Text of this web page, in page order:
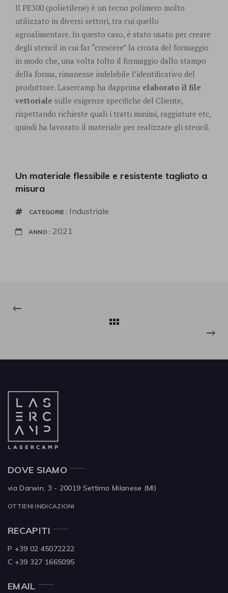
Il PE300 (polietilene) è un tecno polimero molto
utilizzato in diversi settori, tra cui quello
agroalimentare. In questo caso, è stato usato per creare
degli stencil in cui far “crescere” la crosta del formaggio
in modo che, una volta tolto il formaggio dallo stampo
della forma, rimanesse indelebile l’identificativo del
produttore. Lasercamp ha dapprima elaborato il file
vettoriale sulle esigenze specifiche del Cliente,
rispettando richieste quali i tratti minimi, raggiature etc,
quindi ha lavorato il materiale per realizzare gli stencil.
Un materiale flessibile e resistente tagliato a
misura
CATEGORIE Industriale
ANNO 2021
DOVE SIAMO
via Darwin, 3 - 20019 Settimo Milanese (MI)
OTTIENI INDICAZIONI
RECAPITI
P +39 02 45072222
C +39 327 1665095
EMAIL